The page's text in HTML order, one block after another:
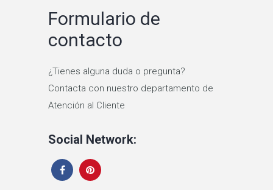
Formulario de
contacto
¿Tienes alguna duda o pregunta?
Contacta con nuestro departamento de
Atención al Cliente
Social Network: